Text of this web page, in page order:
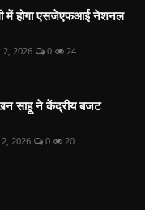
में होगा एसजेएफआई नेशनल
2, 2026 0 24
साहू ने केंद्रीय बजट
2026 0 20